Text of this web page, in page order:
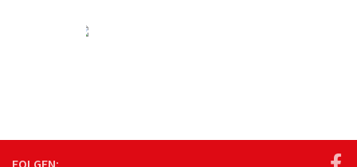
FOLGEN: